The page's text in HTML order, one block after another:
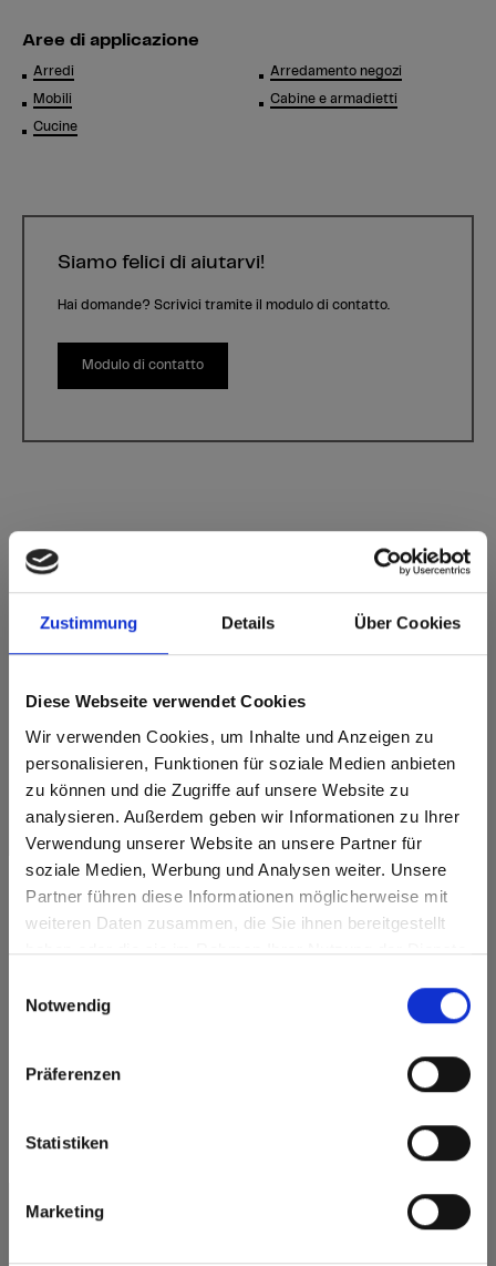
Zustimmung Details Über Cookies
Diese Webseite verwendet Cookies
Wir verwenden Cookies, um Inhalte und Anzeigen zu
personalisieren, Funktionen für soziale Medien anbieten
zu können und die Zugriffe auf unsere Website zu
analysieren. Außerdem geben wir Informationen zu Ihrer
Verwendung unserer Website an unsere Partner für
soziale Medien, Werbung und Analysen weiter. Unsere
Partner führen diese Informationen möglicherweise mit
weiteren Daten zusammen, die Sie ihnen bereitgestellt
haben oder die sie im Rahmen Ihrer Nutzung der Dienste
Notwendig
Präferenzen
Statistiken
Marketing
Are you based in the Stati Uniti?
Go to the Fundermax North America website directly from
Aree di applicazione
Arredi
Mobili
Cucine
Arredamento negozi
Cabine e armadietti
Siamo felici di aiutarvi!
Hai domande? Scrivici tramite il modulo di contatto.
Modulo di contatto
Romazzino GA Grafica
Caratteristiche del prodotto
Resistente ai graffi Resistente ai solventi
Caratteristiche della superficie
Resistente al calore e
Superficie
permanentemente
Taglio senza schegge,